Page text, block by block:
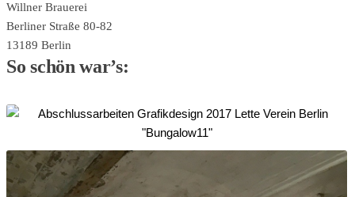
Willner Brauerei
Berliner Straße 80-82
13189 Berlin
So schön war’s: